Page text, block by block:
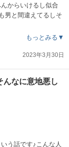
からいけるし似合
男と間違えてるしそ
もっとみる▼
2023年3月30日
んなに意地悪し
う話です♪こんな人